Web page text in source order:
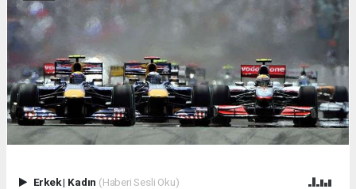
Erkek| Kadın (Haberi Sesli Oku)